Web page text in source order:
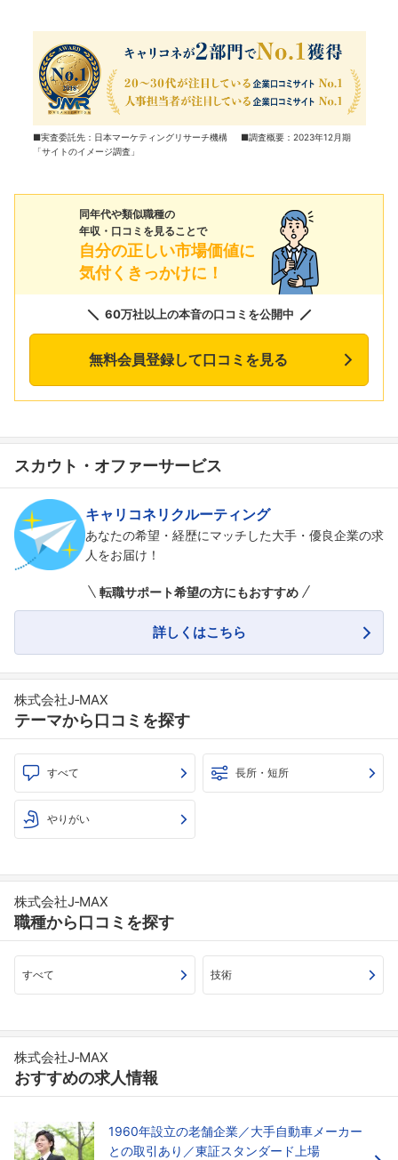
■実査委託先：日本マーケティングリサーチ機構 ■調査概要：2023年12月期
「サイトのイメージ調査」
同年代や類似職種の
年収・口コミを見ることで
自分の正しい市場価値に
気付くきっかけに！
60万社以上の本音の口コミを公開中
無料会員登録して口コミを見る
スカウト・オファーサービス
キャリコネリクルーティング
あなたの希望・経歴にマッチした大手・優良企業の求
人をお届け！
転職サポート希望の方にもおすすめ
詳しくはこちら
株式会社J‐MAX
テーマから口コミを探す
すべて 長所・短所
やりがい
株式会社J‐MAX
職種から口コミを探す
すべて 技術
株式会社J‐MAX
おすすめの求人情報
1960年設立の老舗企業／大手自動車メーカー
との取引あり／東証スタンダード上場